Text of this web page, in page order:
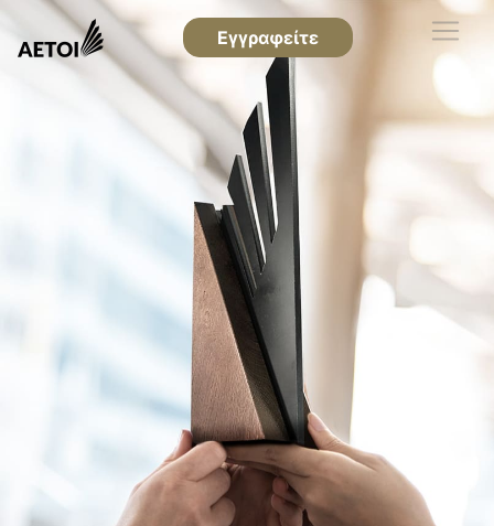
Εγγραφείτε